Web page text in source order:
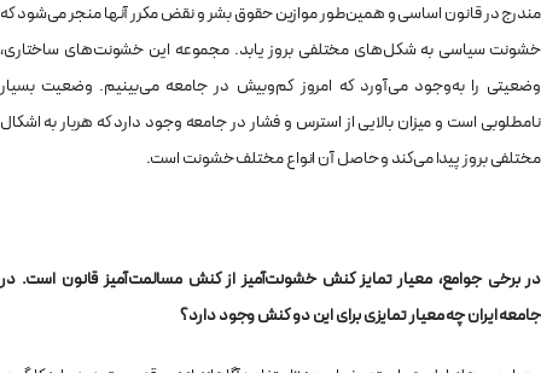
مندرج در قانون اساسی و همین‌طور موازین حقوق بشر و نقض مکرر آنها منجر می‌شود که
خشونت سیاسی به شکل‌های مختلفی بروز یابد. مجموعه‌ این خشونت‌های ساختاری،
وضعیتی را به‌وجود می‌آورد که امروز کم‌وبیش در جامعه می‌بینیم. وضعیت بسیار
نامطلوبی است و میزان بالایی از استرس و فشار در جامعه وجود دارد که هربار به اشکال
مختلفی بروز پیدا می‌کند و حاصل آن انواع مختلف خشونت است.
در برخی جوامع، معیار تمایز کنش خشونت‌آمیز از کنش مسالمت‌آمیز قانون است. در
جامعه‌ ایران چه معیار تمایزی برای این دو کنش وجود دارد؟